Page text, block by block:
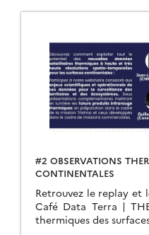
#2 OBSERVATIONS
CONTINENTALES
Retrouvez le replay et
Café Data Terra |
thermiques des